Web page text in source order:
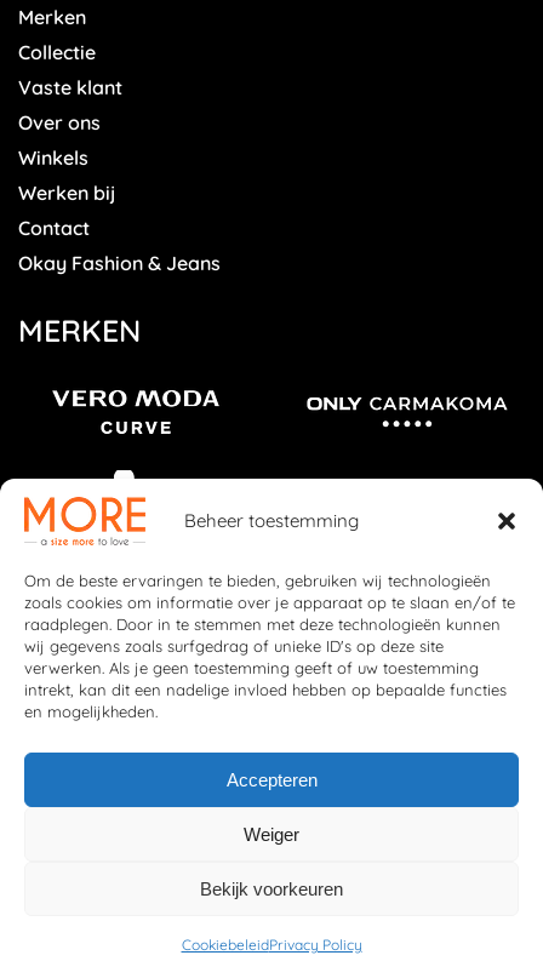
Beheer toestemming
Om de beste ervaringen te bieden, gebruiken wij technologieën
zoals cookies om informatie over je apparaat op te slaan en/of te
raadplegen. Door in te stemmen met deze technologieën kunnen
wij gegevens zoals surfgedrag of unieke ID's op deze site
verwerken. Als je geen toestemming geeft of uw toestemming
intrekt, kan dit een nadelige invloed hebben op bepaalde functies
en mogelijkheden.
Accepteren
Weiger
Bekijk voorkeuren
CookiebeleidPrivacy Policy
Merken
Collectie
Vaste klant
Over ons
Winkels
Werken bij
Contact
Okay Fashion & Jeans
MERKEN
Cookiebeleid